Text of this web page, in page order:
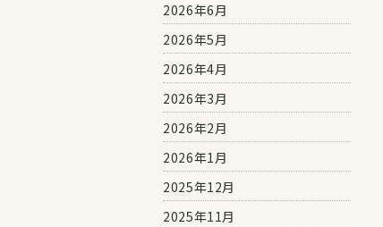
2026年6月
2026年5月
2026年4月
2026年3月
2026年2月
2026年1月
2025年12月
2025年11月